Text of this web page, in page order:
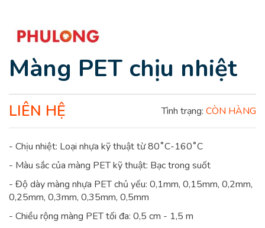
Màng PET chịu nhiệt
LIÊN HỆ Tình trạng: CÒN HÀNG
- Chịu nhiệt: Loại nhựa kỹ thuật từ 80˚C-160˚C
- Màu sắc của màng PET kỹ thuật: Bạc trong suốt
- Độ dày màng nhựa PET chủ yếu: 0,1mm, 0,15mm, 0,2mm,
0,25mm, 0,3mm, 0,35mm, 0,5mm
- Chiều rộng màng PET tối đa: 0,5 cm - 1,5 m